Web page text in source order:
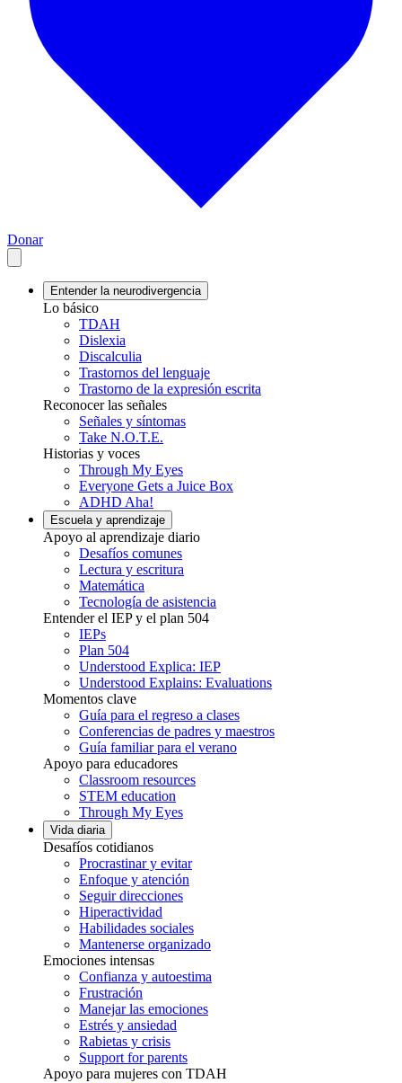
Donar
Entender la neurodivergencia
Lo básico
TDAH
Dislexia
Discalculia
Trastornos del lenguaje
Trastorno de la expresión escrita
Reconocer las señales
Señales y síntomas
Take N.O.T.E.
Historias y voces
Through My Eyes
Everyone Gets a Juice Box
ADHD Aha!
Escuela y aprendizaje
Apoyo al aprendizaje diario
Desafíos comunes
Lectura y escritura
Matemática
Tecnología de asistencia
Entender el IEP y el plan 504
IEPs
Plan 504
Understood Explica: IEP
Understood Explains: Evaluations
Momentos clave
Guía para el regreso a clases
Conferencias de padres y maestros
Guía familiar para el verano
Apoyo para educadores
Classroom resources
STEM education
Through My Eyes
Vida diaria
Desafíos cotidianos
Procrastinar y evitar
Enfoque y atención
Seguir direcciones
Hiperactividad
Habilidades sociales
Mantenerse organizado
Emociones intensas
Confianza y autoestima
Frustración
Manejar las emociones
Estrés y ansiedad
Rabietas y crisis
Support for parents
Apoyo para mujeres con TDAH